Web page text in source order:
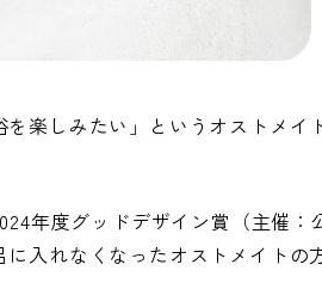
楽しみたい」というオストメ
年度グッドデザイン賞（主催
入れなくなったオストメイトの